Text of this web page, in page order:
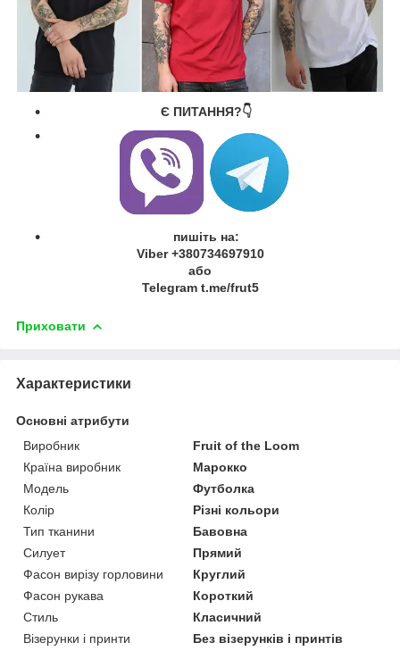
Є ПИТАННЯ?👇
пишіть на:
Viber +380734697910
або
Telegram t.me/frut5
Приховати
Характеристики
Основні атрибути
Виробник
Fruit of the Loom
Країна виробник
Марокко
Модель
Футболка
Колір
Різні кольори
Тип тканини
Бавовна
Силует
Прямий
Фасон вирізу горловини
Круглий
Фасон рукава
Короткий
Стиль
Класичний
Візерунки і принти
Без візерунків і принтів